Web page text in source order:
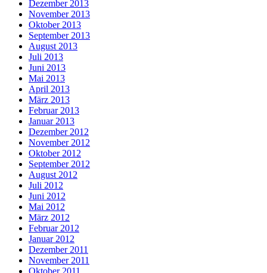
Dezember 2013
November 2013
Oktober 2013
September 2013
August 2013
Juli 2013
Juni 2013
Mai 2013
April 2013
März 2013
Februar 2013
Januar 2013
Dezember 2012
November 2012
Oktober 2012
September 2012
August 2012
Juli 2012
Juni 2012
Mai 2012
März 2012
Februar 2012
Januar 2012
Dezember 2011
November 2011
Oktober 2011